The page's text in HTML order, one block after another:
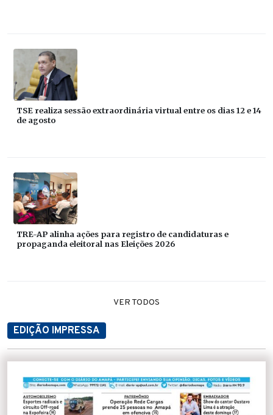
TSE realiza sessão extraordinária virtual entre os dias 12 e 14
de agosto
TRE-AP alinha ações para registro de candidaturas e
propaganda eleitoral nas Eleições 2026
VER TODOS
EDIÇÃO IMPRESSA